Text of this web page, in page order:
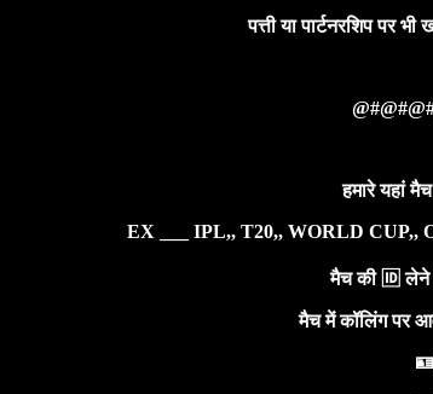
पत्ती या पार्टनरशिप पर
हमारे यहां
EX ___ IPL,, T20,, WORLD CUP,,
मैच की 🆔 लेने
मैच में कॉलिंग पर